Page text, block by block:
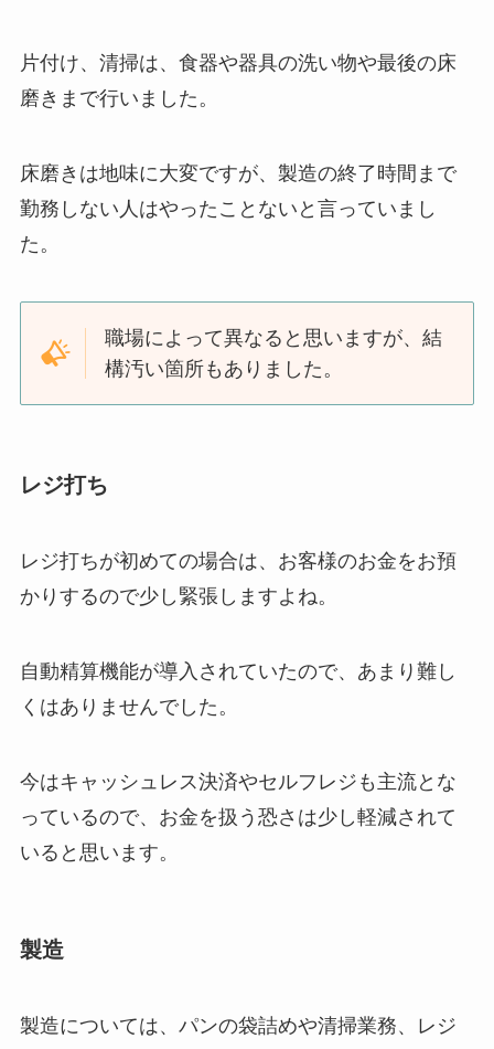
片付け、清掃は、食器や器具の洗い物や最後の床
磨きまで行いました。
床磨きは地味に大変ですが、製造の終了時間まで
勤務しない人はやったことないと言っていまし
た。
職場によって異なると思いますが、結
構汚い箇所もありました。
レジ打ち
レジ打ちが初めての場合は、お客様のお金をお預
かりするので少し緊張しますよね。
自動精算機能が導入されていたので、あまり難し
くはありませんでした。
今はキャッシュレス決済やセルフレジも主流とな
っているので、お金を扱う恐さは少し軽減されて
いると思います。
製造
製造については、パンの袋詰めや清掃業務、レジ